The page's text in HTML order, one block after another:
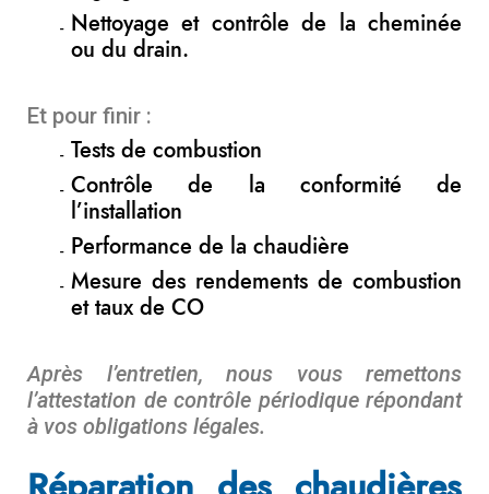
Nettoyage et contrôle de la cheminée
ou du drain.
Et pour finir :
Tests de combustion
Contrôle de la conformité de
l’installation
Performance de la chaudière
Mesure des rendements de combustion
et taux de CO
Après l’entretien, nous vous remettons
l’attestation de contrôle périodique répondant
à vos obligations légales.